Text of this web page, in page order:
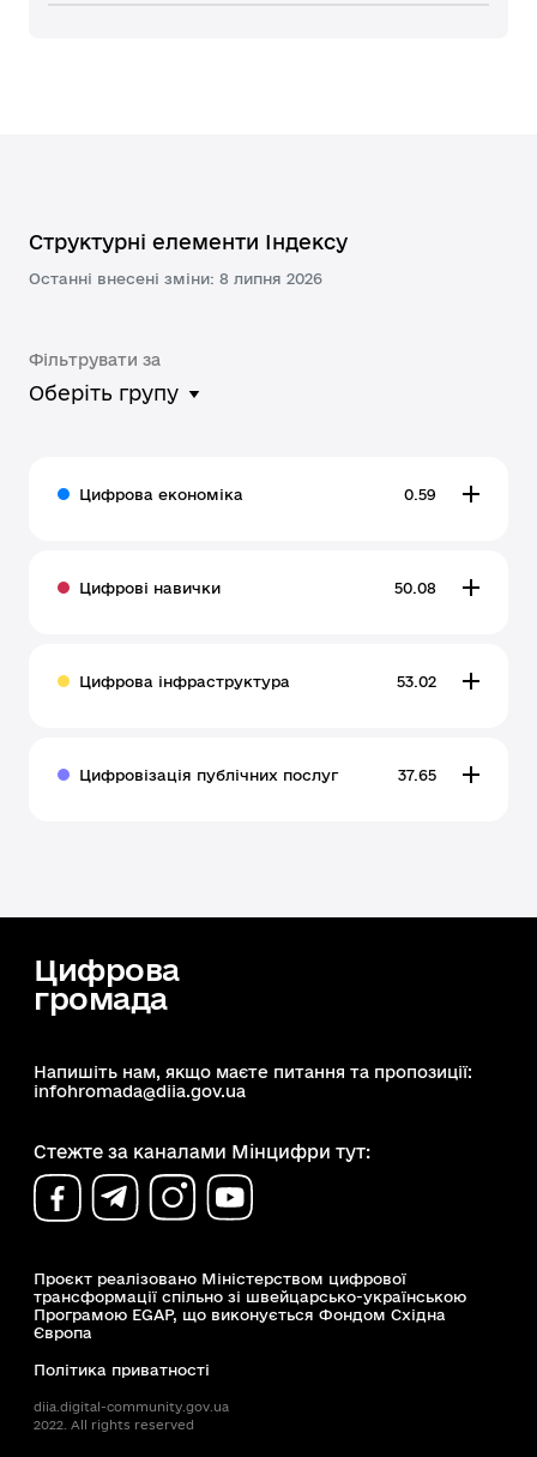
Структурні елементи Індексу
Останні внесені зміни: 8 липня 2026
Фільтрувати за
Оберіть групу
Цифрова економіка 0.59
Цифрові навички 50.08
Цифрова інфраструктура 53.02
Цифровізація публічних послуг 37.65
Цифрова
громада
Напишіть нам, якщо маєте питання та пропозиції:
infohromada@diia.gov.ua
Стежте за каналами Мінцифри тут:
Проєкт реалізовано Міністерством цифрової
трансформації спільно зі швейцарсько-українською
Програмою EGAP, що виконується Фондом Східна
Європа
Політика приватності
diia.digital-community.gov.ua
2022. All rights reserved